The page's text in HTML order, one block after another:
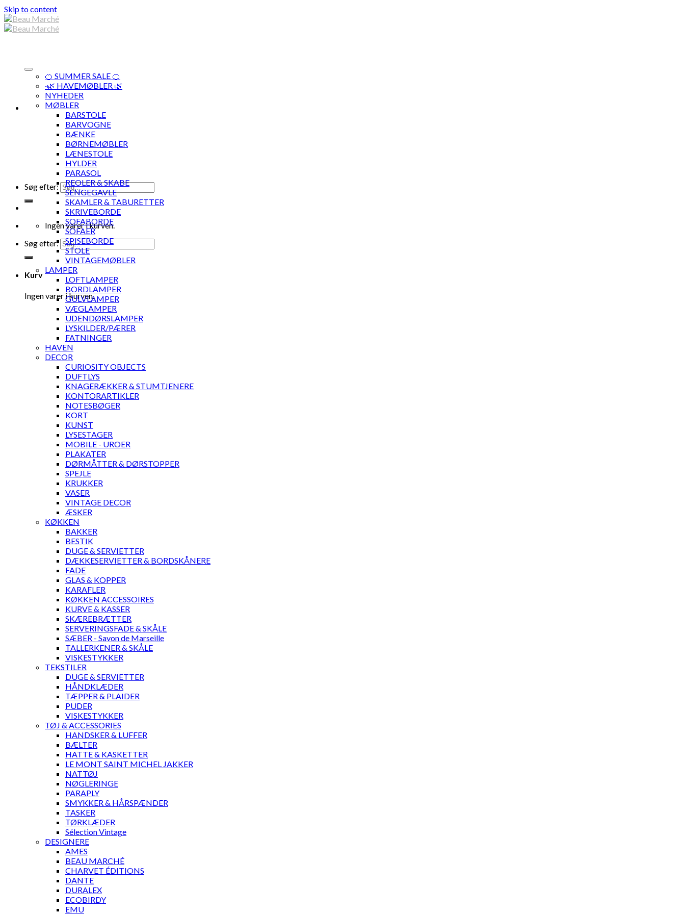
Skip to content
Søg efter:
Ingen varer i kurven.
Søg efter:
Kurv
Ingen varer i kurven.
🍊 SUMMER SALE 🍊
·🌿 HAVEMØBLER 🌿
NYHEDER
MØBLER
BARSTOLE
BARVOGNE
BÆNKE
BØRNEMØBLER
LÆNESTOLE
HYLDER
PARASOL
REOLER & SKABE
SENGEGAVLE
SKAMLER & TABURETTER
SKRIVEBORDE
SOFABORDE
SOFAER
SPISEBORDE
STOLE
VINTAGEMØBLER
LAMPER
LOFTLAMPER
BORDLAMPER
GULVLAMPER
VÆGLAMPER
UDENDØRSLAMPER
LYSKILDER/PÆRER
FATNINGER
HAVEN
DECOR
CURIOSITY OBJECTS
DUFTLYS
KNAGERÆKKER & STUMTJENERE
KONTORARTIKLER
NOTESBØGER
KORT
KUNST
LYSESTAGER
MOBILE - UROER
PLAKATER
DØRMÅTTER & DØRSTOPPER
SPEJLE
KRUKKER
VASER
VINTAGE DECOR
ÆSKER
KØKKEN
BAKKER
BESTIK
DUGE & SERVIETTER
DÆKKESERVIETTER & BORDSKÅNERE
FADE
GLAS & KOPPER
KARAFLER
KØKKEN ACCESSOIRES
KURVE & KASSER
SKÆREBRÆTTER
SERVERINGSFADE & SKÅLE
SÆBER - Savon de Marseille
TALLERKENER & SKÅLE
VISKESTYKKER
TEKSTILER
DUGE & SERVIETTER
HÅNDKLÆDER
TÆPPER & PLAIDER
PUDER
VISKESTYKKER
TØJ & ACCESSORIES
HANDSKER & LUFFER
BÆLTER
HATTE & KASKETTER
LE MONT SAINT MICHEL JAKKER
NATTØJ
NØGLERINGE
PARAPLY
SMYKKER & HÅRSPÆNDER
TASKER
TØRKLÆDER
Sélection Vintage
DESIGNERE
AMES
BEAU MARCHÉ
CHARVET ÉDITIONS
DANTE
DURALEX
ECOBIRDY
EMU